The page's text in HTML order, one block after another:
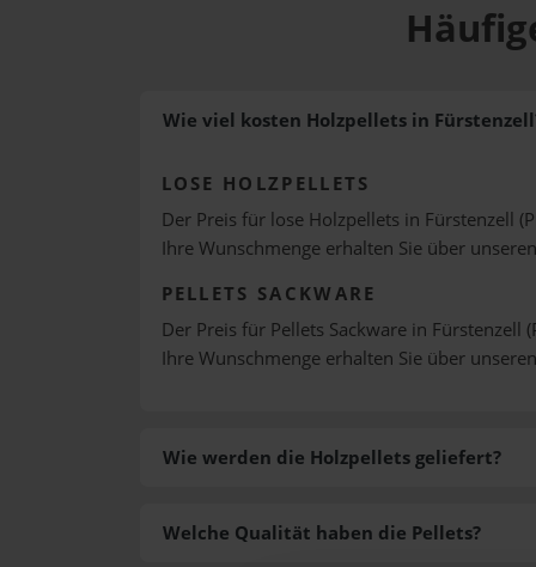
Wie viel kosten Holzpellets in
LOSE HOLZPELLETS
Der Preis für lose Holzpellets in Fürstenzell
Ihre Wunschmenge erhalten Sie über unseren
PELLETS SACKWARE
Der Preis für Pellets Sackware in Fürstenzell
Ihre Wunschmenge erhalten Sie über unseren
Wie werden die Holzpellets geliefert?
Welche Qualität haben die Pellets?